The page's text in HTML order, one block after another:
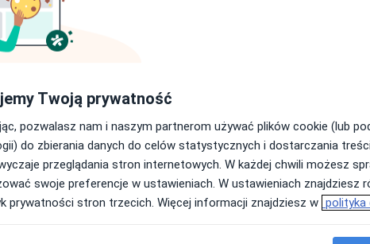
220 zł
Pokaż adresy z kalendarzem
Twoją prywatność
pozwalasz nam i naszym partnerom używać plików cookie (lub
do zbierania danych do celów statystycznych i dostarczania
przeglądania stron internetowych. W każdej chwili możesz
swoje preferencje w ustawieniach. W ustawieniach znajdziesz
prywatności stron trzecich. Więcej informacji znajdziesz w polityka